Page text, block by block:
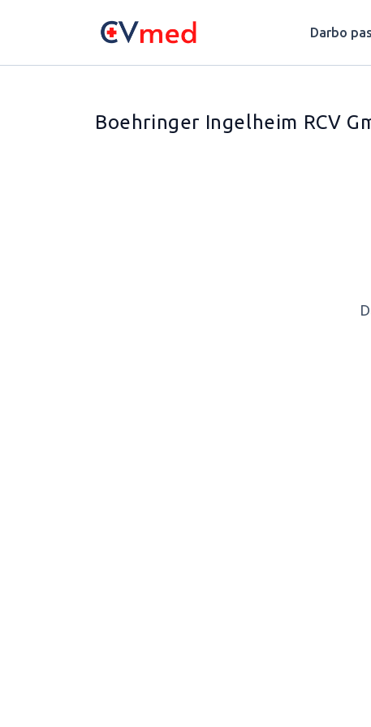
Darbo
Boehringer Ingelheim RCV